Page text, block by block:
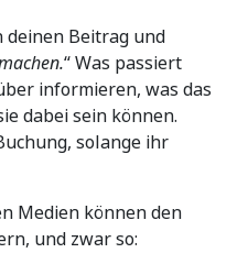
deinen Beitrag und
“ Was passiert
informieren, was das
dabei sein können.
solange ihr
Medien können den
und zwar so: